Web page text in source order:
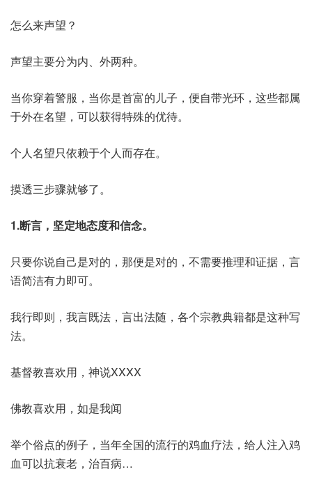
怎么来声望？
声望主要分为内、外两种。
当你穿着警服，当你是首富的儿子，便自带光环，这些都属
于外在名望，可以获得特殊的优待。
个人名望只依赖于个人而存在。
摸透三步骤就够了。
1.断言，坚定地态度和信念。
只要你说自己是对的，那便是对的，不需要推理和证据，言
语简洁有力即可。
我行即则，我言既法，言出法随，各个宗教典籍都是这种写
法。
基督教喜欢用，神说XXXX
佛教喜欢用，如是我闻
举个俗点的例子，当年全国的流行的鸡血疗法，给人注入鸡
血可以抗衰老，治百病…